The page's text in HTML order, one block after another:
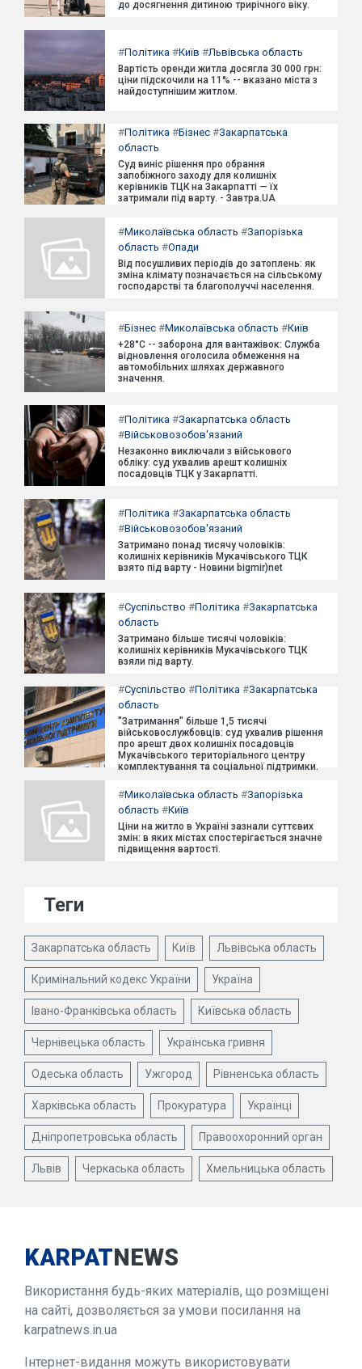
до досягнення дитиною трирічного віку.
#Політика #Київ #Львівська область
Вартість оренди житла досягла 30 000 грн:
ціни підскочили на 11% -- вказано міста з
найдоступнішим житлом.
#Політика #Бізнес #Закарпатська
область
Суд виніс рішення про обрання
запобіжного заходу для колишніх
керівників ТЦК на Закарпатті — їх
затримали під варту. - Завтра.UA
#Миколаївська область #Запорізька
область #Опади
Від посушливих періодів до затоплень: як
зміна клімату позначається на сільському
господарстві та благополуччі населення.
#Бізнес #Миколаївська область #Київ
+28°C -- заборона для вантажівок: Служба
відновлення оголосила обмеження на
автомобільних шляхах державного
значення.
#Політика #Закарпатська область
#Військовозобов'язаний
Незаконно виключали з військового
обліку: суд ухвалив арешт колишніх
посадовців ТЦК у Закарпатті.
#Політика #Закарпатська область
#Військовозобов'язаний
Затримано понад тисячу чоловіків:
колишніх керівників Мукачівського ТЦК
взято під варту - Новини bigmir)net
#Суспільство #Політика #Закарпатська
область
Затримано більше тисячі чоловіків:
колишніх керівників Мукачівського ТЦК
взяли під варту.
#Суспільство #Політика #Закарпатська
область
"Затримання" більше 1,5 тисячі
військовослужбовців: суд ухвалив рішення
про арешт двох колишніх посадовців
Мукачівського територіального центру
комплектування та соціальної підтримки.
#Миколаївська область #Запорізька
область #Київ
Ціни на житло в Україні зазнали суттєвих
змін: в яких містах спостерігається значне
підвищення вартості.
Теги
Закарпатська область Київ Львівська область
Кримінальний кодекс України Україна
Івано-Франківська область Київська область
Чернівецька область Українська гривня
Одеська область Ужгород Рівненська область
Харківська область Прокуратура Українці
Дніпропетровська область Правоохоронний орган
Львів Черкаська область Хмельницька область
KARPATNEWS
Використання будь-яких матеріалів, що розміщені
на сайті, дозволяється за умови посилання на
karpatnews.in.ua
Інтернет-видання можуть використовувати